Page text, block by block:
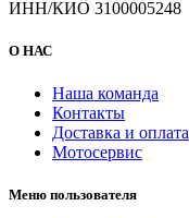
ИНН/КИО 3100005248
О НАС
Наша команда
Контакты
Доставка и оплата
Мотосервис
Меню пользователя